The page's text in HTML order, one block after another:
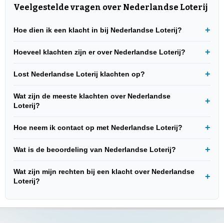
Veelgestelde vragen over Nederlandse Loterij
Hoe dien ik een klacht in bij Nederlandse Loterij?
Hoeveel klachten zijn er over Nederlandse Loterij?
Lost Nederlandse Loterij klachten op?
Wat zijn de meeste klachten over Nederlandse
Loterij?
Hoe neem ik contact op met Nederlandse Loterij?
Wat is de beoordeling van Nederlandse Loterij?
Wat zijn mijn rechten bij een klacht over Nederlandse
Loterij?